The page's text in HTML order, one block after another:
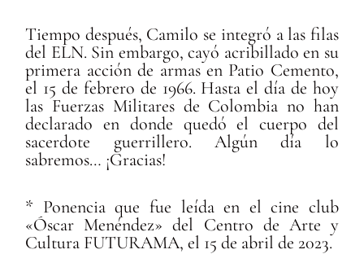
Tiempo después, Camilo se integró a las filas
del ELN. Sin embargo, cayó acribillado en su
primera acción de armas en Patio Cemento,
el 15 de febrero de 1966. Hasta el día de hoy
las Fuerzas Militares de Colombia no han
declarado en donde quedó el cuerpo del
sacerdote guerrillero. Algún día lo
sabremos… ¡Gracias!
* Ponencia que fue leída en el cine club
«Óscar Menéndez» del Centro de Arte y
Cultura FUTURAMA, el 15 de abril de 2023.